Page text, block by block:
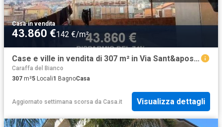
Casa·in vendita
43.860 €142 €/m²
Case e ville in vendita di 307 m² in Via Sant&apos Elia, 40
Caraffa del Bianco
307 m²5 Locali1 BagnoCasa
Aggiornato settimana scorsa da Casa.it Visualizza dettagli